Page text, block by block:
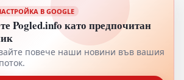
В GOOGLE
Pogled.info като предпочитан
повече наши новини във вашия